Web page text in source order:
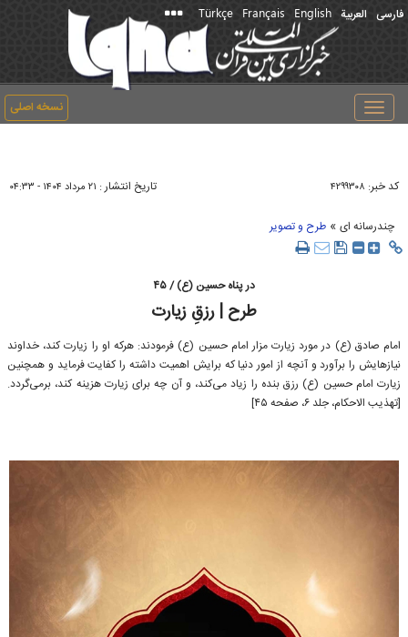
فارسی العربیة English
Français
Türkçe
نسخه اصلی
Toggle
navigation
کد خبر: ۴۲۹۹۳۰۸ تاریخ انتشار : ۲۱ مرداد ۱۴۰۴ - ۰۴:۳۳
چندرسانه ای » طرح و تصویر
در پناه حسین (ع) / ۴۵
طرح | رزقِ زیارت
امام صادق (ع) در مورد زیارت مزار امام حسین (ع) فرمودند: هرکه او را زیارت کند، خداوند
نیازهایش را برآورد و آنچه از امور دنیا که برایش اهمیت داشته را کفایت فرماید و همچنین
زیارت امام حسین (ع) رزق بنده را زیاد می‌کند، و آن چه برای زیارت هزینه کند، برمی‌گردد.
[تهذیب الاحکام، جلد ۶، صفحه ۴۵]